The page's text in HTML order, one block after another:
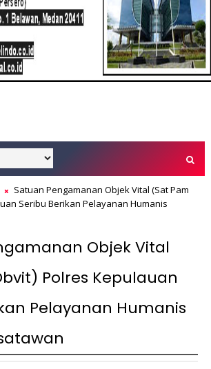
Satuan Pengamanan Objek Vital (Sat Pam
Seribu Berikan Pelayanan Humanis
Objek Vital
Polres Kepulauan
Pelayanan Humanis